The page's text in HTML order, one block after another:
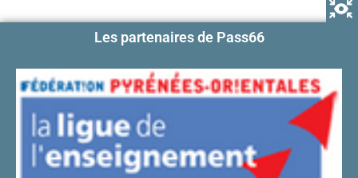
Les partenaires de Pass66